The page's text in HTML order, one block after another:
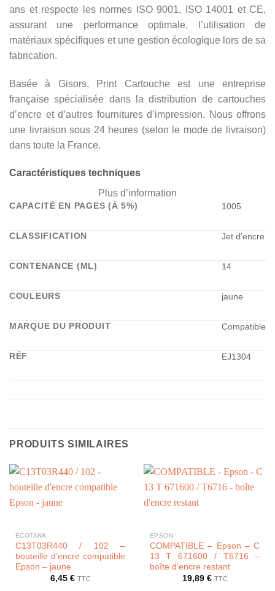
ans et respecte les normes ISO 9001, ISO 14001 et CE,
assurant une performance optimale, l’utilisation de
matériaux spécifiques et une gestion écologique lors de sa
fabrication.
Basée à Gisors, Print Cartouche est une entreprise
française spécialisée dans la distribution de cartouches
d’encre et d’autres fournitures d’impression. Nous offrons
une livraison sous 24 heures (selon le mode de livraison)
dans toute la France.
Caractéristiques techniques
Plus d’information
CAPACITÉ EN PAGES (À 5%) 1005
CLASSIFICATION Jet d’encre
CONTENANCE (ML) 14
COULEURS jaune
MARQUE DU PRODUIT Compatible
RÉF EJ1304
PRODUITS SIMILAIRES
ECOTANK
C13T03R440 / 102 –
bouteille d’encre compatible
Epson – jaune
6,45 € TTC
EPSON
COMPATIBLE – Epson – C
13 T 671600 / T6716 –
boîte d’encre restant
19,89 € TTC